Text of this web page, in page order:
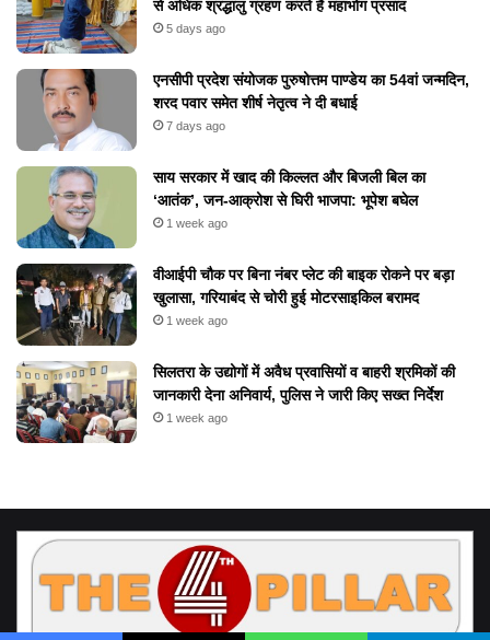
से अधिक श्रद्धालु ग्रहण करते हैं महाभोग प्रसाद
5 days ago
एनसीपी प्रदेश संयोजक पुरुषोत्तम पाण्डेय का 54वां जन्मदिन,
शरद पवार समेत शीर्ष नेतृत्व ने दी बधाई
7 days ago
​साय सरकार में खाद की किल्लत और बिजली बिल का
‘आतंक’, जन-आक्रोश से घिरी भाजपा: भूपेश बघेल
1 week ago
वीआईपी चौक पर बिना नंबर प्लेट की बाइक रोकने पर बड़ा
खुलासा, गरियाबंद से चोरी हुई मोटरसाइकिल बरामद
1 week ago
सिलतरा के उद्योगों में अवैध प्रवासियों व बाहरी श्रमिकों की
जानकारी देना अनिवार्य, पुलिस ने जारी किए सख्त निर्देश
1 week ago